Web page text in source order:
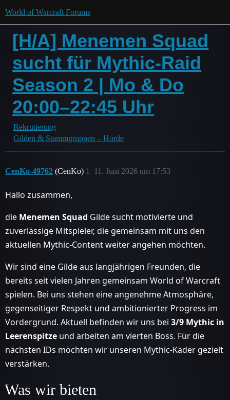
World of Warcraft Forums
[H/A] Menemen Squad
sucht für Mythic-Raid
Season 2 | Mo & Do
20:00–22:45 Uhr
Rekrutierung
Gilden & Stammgruppen – Horde
CenKo-49762 (CenKo) 11. Juni 2026 um 17:53
1
Hallo zusammen,
die Menemen Squad Gilde sucht motivierte und
zuverlässige Mitspieler, die gemeinsam mit uns den
aktuellen Mythic-Content weiter angehen möchten.
Wir sind eine Gilde aus langjährigen Freunden, die
bereits seit vielen Jahren gemeinsam World of Warcraft
spielen. Bei uns stehen eine angenehme Atmosphäre,
gegenseitiger Respekt und ambitionierter Progress im
Vordergrund. Aktuell befinden wir uns bei 3/9 Mythic in
Leerenspitze und arbeiten am vierten Boss. Für die
nächsten IDs möchten wir unseren Mythic-Kader gezielt
verstärken.
Was wir bieten